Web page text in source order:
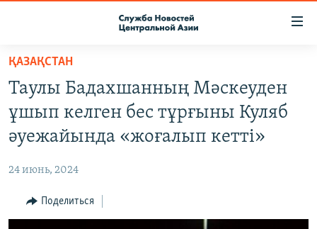
Вернуться
основному
содержанию
Вернутся
главной
Вернутся
ПОДПИСКА
КОНТАКТЫ
НАСТОЯЩЕЕ ВРЕМЯ
МИГРАНТ МЕДИА
ҚАЗАҚСТАН
Таулы Бадахшанның Мәскеуден
ұшып келген бес тұрғыны Куляб
әуежайында «жоғалып кетті»
24 июнь, 2024
Поделиться